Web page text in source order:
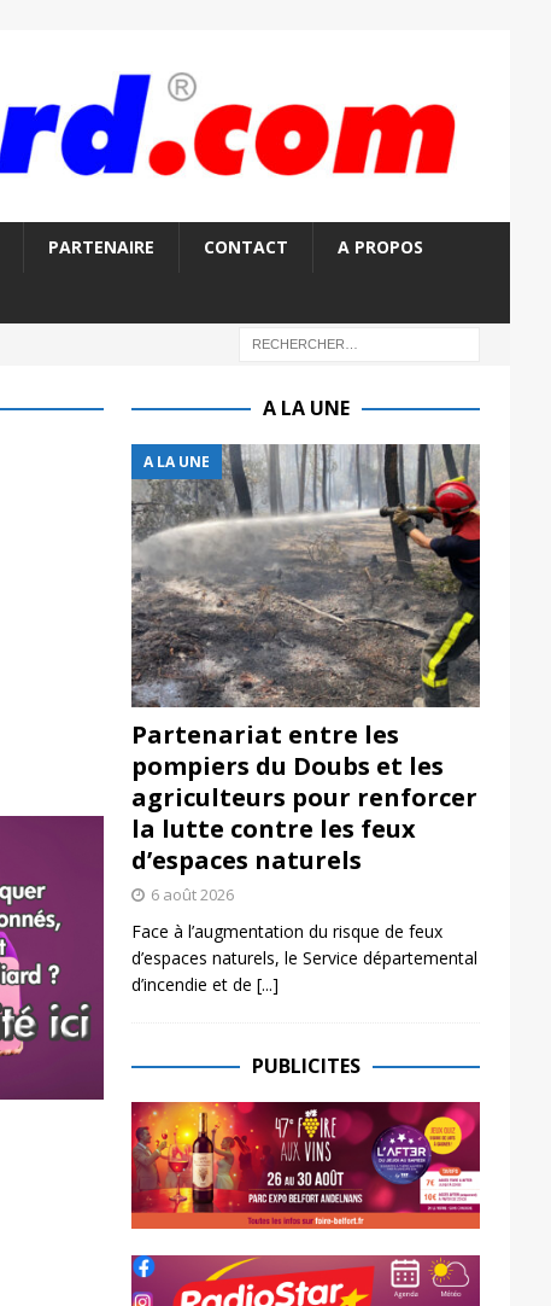
PARTENAIRE CONTACT A PROPOS
A LA UNE
A LA UNE
Partenariat entre les
pompiers du Doubs et les
agriculteurs pour renforcer
la lutte contre les feux
d’espaces naturels
6 août 2026
Face à l’augmentation du risque de feux
d’espaces naturels, le Service départemental
d’incendie et de [...]
PUBLICITES